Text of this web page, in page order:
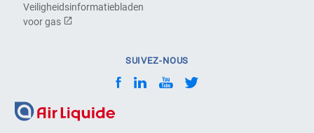
Veiligheidsinformatiebladen
voor gas
SUIVEZ-NOUS